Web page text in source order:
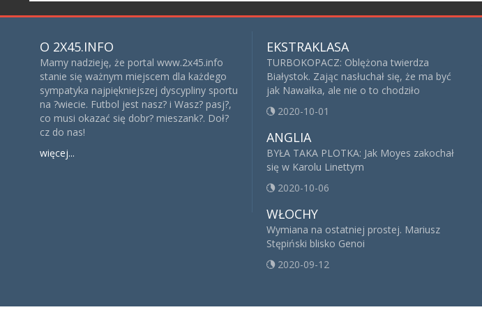
O 2X45.INFO
Mamy nadzieję, że portal www.2x45.info
stanie się ważnym miejscem dla każdego
sympatyka najpiękniejszej dyscypliny sportu
na ?wiecie. Futbol jest nasz? i Wasz? pasj?,
co musi okazać się dobr? mieszank?. Doł?
cz do nas!
więcej...
EKSTRAKLASA
TURBOKOPACZ: Oblężona twierdza
Białystok. Zając nasłuchał się, że ma być
jak Nawałka, ale nie o to chodziło
2020-10-01
ANGLIA
BYŁA TAKA PLOTKA: Jak Moyes zakochał
się w Karolu Linettym
2020-10-06
WŁOCHY
Wymiana na ostatniej prostej. Mariusz
Stępiński blisko Genoi
2020-09-12